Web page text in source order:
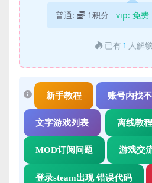
普通: 1积分 vip: 免费
已有 1 人解
新手教程 账号内找
文字游戏列表 离线教程
MOD订阅问题 游戏交
登录steam出现 错误代码